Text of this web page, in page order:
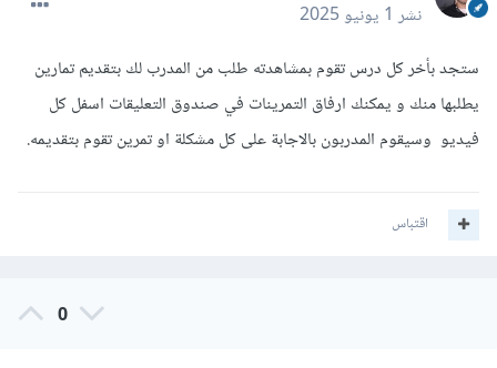
نشر1 يونيو 2025
ستجد بأخر كل درس تقوم بمشاهدته طلب من المدرب لك بتقديم تمارين
يطلبها منك و يمكنك ارفاق التمرينات في صندوق التعليقات اسفل كل
فيديو وسيقوم المدربون بالاجابة على كل مشكلة او تمرين تقوم بتقديمه.
اقتباس
0